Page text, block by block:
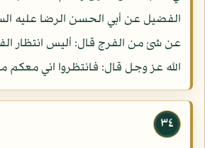
الفضيل عن أبي الحسن الرضا عليه
عن شئ من الفرج قال: أليس انتظار
الله عز وجل قال: فانتظروا اني معكم
٣٤